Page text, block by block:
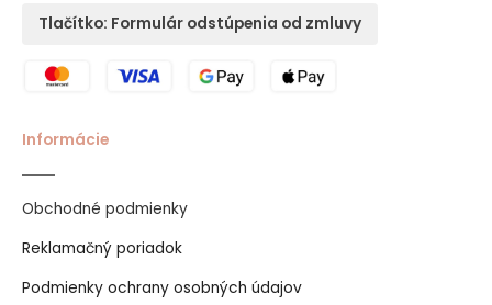
Tlačítko: Formulár odstúpenia od zmluvy
Informácie
Obchodné podmienky
Reklamačný poriadok
Podmienky ochrany osobných údajov